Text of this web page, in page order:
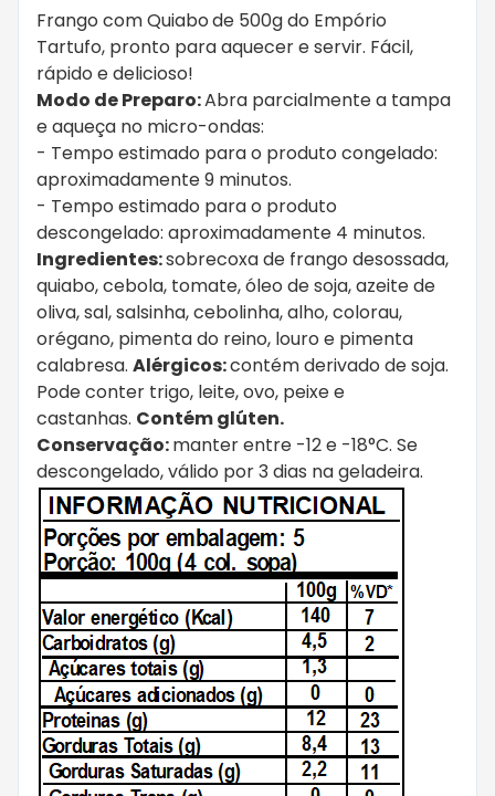
Frango com Quiabode 500g do Empório
Tartufo, pronto para aquecer e servir. Fácil,
rápido e delicioso!
Modo de Preparo:Abra parcialmente a tampa
e aqueça no micro-ondas:
- Tempo estimado para o produto congelado:
aproximadamente 9 minutos.
- Tempo estimado para o produto
descongelado: aproximadamente 4 minutos.
Ingredientes:sobrecoxa de frango desossada,
quiabo, cebola, tomate, óleo de soja, azeite de
oliva, sal, salsinha, cebolinha, alho, colorau,
orégano, pimenta do reino, louro e pimenta
calabresa. Alérgicos:contém derivado de soja.
Pode conter trigo, leite, ovo, peixe e
castanhas. Contém glúten.
Conservação:manter entre -12 e -18°C. Se
descongelado, válido por 3 dias na geladeira.